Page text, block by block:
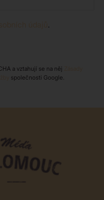
.
a vztahují se na něj
společnosti Google.